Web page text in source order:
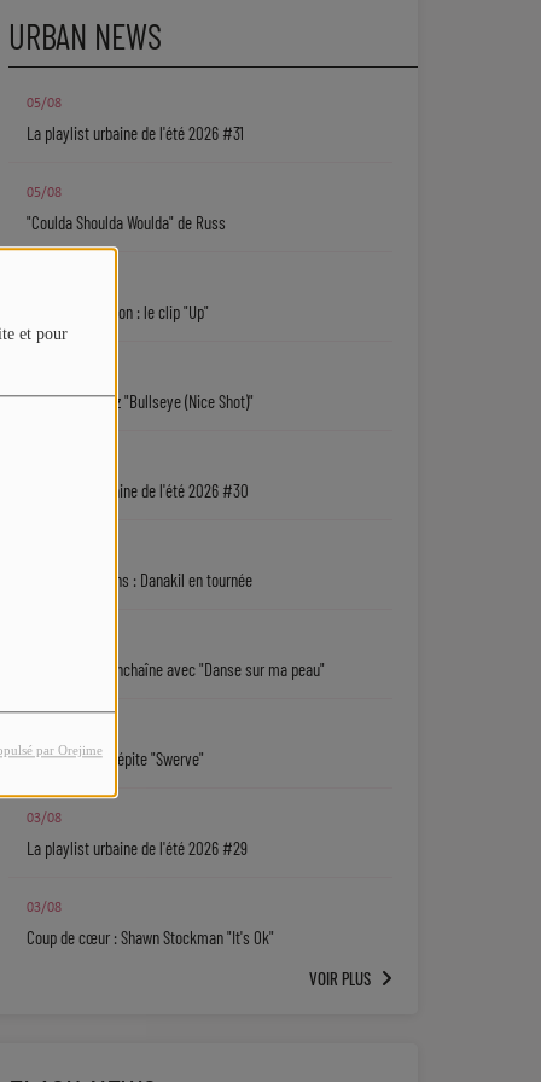
et pour
par Orejime
URBAN NEWS
05/08
La playlist urbaine de l'été 2026 #31
05/08
"Coulda Shoulda Woulda" de Russ
Keith D. Robinson : le clip "Up"
Sy'Rai : écoutez "Bullseye (Nice Shot)"
La playlist urbaine de l'été 2026 #30
5 bonnes raisons : Danakil en tournée
Sarah Choisy enchaîne avec "Danse sur ma peau"
Josh Levi : la pépite "Swerve"
03/08
La playlist urbaine de l'été 2026 #29
03/08
Coup de cœur : Shawn Stockman "It's Ok"
VOIR PLUS